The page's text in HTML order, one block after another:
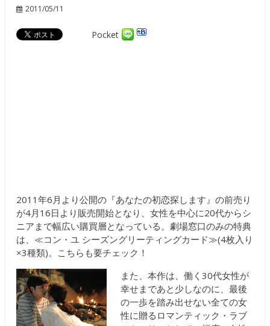
2011/05/11
Pocket
2011年6月より公開の『あなたの初恋探します』の前売り
が4月16日より販売開始となり、女性を中心に20代からシ
ニアまで幅広い購買層となっている。劇場窓口のみの特典
は、≪コン・ユ シーズングリーティングカード≫(4枚入り
×3種類)。こちらも要チェック！
また、本作は、働く30代女性が
幸せまであと少しなのに、最後
の一歩を踏み出せない全ての女
性に贈るロマンティック・ラブ